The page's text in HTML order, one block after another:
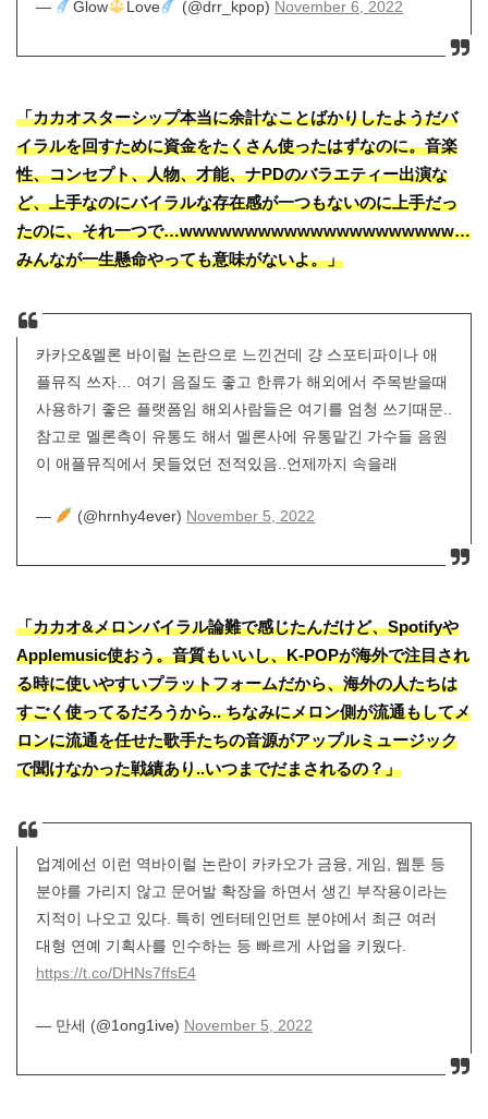
— Glow Love (@drr_kpop) November 6, 2022
「カカオスターシップ本当に余計なことばかりしたようだバ
イラルを回すために資金をたくさん使ったはずなのに。音楽
性、コンセプト、人物、才能、ナPDのバラエティー出演な
ど、上手なのにバイラルな存在感が一つもないのに上手だっ
たのに、それ一つで…wwwwwwwwwwwwwwwwwwwww…
みんなが一生懸命やっても意味がないよ。」
카카오&멜론 바이럴 논란으로 느낀건데 걍 스포티파이나 애
플뮤직 쓰자… 여기 음질도 좋고 한류가 해외에서 주목받을때
사용하기 좋은 플랫폼임 해외사람들은 여기를 엄청 쓰기때문..
참고로 멜론측이 유통도 해서 멜론사에 유통맡긴 가수들 음원
이 애플뮤직에서 못들었던 전적있음..언제까지 속을래
— (@hrnhy4ever) November 5, 2022
「カカオ&メロンバイラル論難で感じたんだけど、Spotifyや
Applemusic使おう。音質もいいし、K-POPが海外で注目され
る時に使いやすいプラットフォームだから、海外の人たちは
すごく使ってるだろうから.. ちなみにメロン側が流通もしてメ
ロンに流通を任せた歌手たちの音源がアップルミュージック
で聞けなかった戦績あり..いつまでだまされるの？」
업계에선 이런 역바이럴 논란이 카카오가 금융, 게임, 웹툰 등
분야를 가리지 않고 문어발 확장을 하면서 생긴 부작용이라는
지적이 나오고 있다. 특히 엔터테인먼트 분야에서 최근 여러
대형 연예 기획사를 인수하는 등 빠르게 사업을 키웠다.
https://t.co/DHNs7ffsE4
— 만세 (@1ong1ive) November 5, 2022